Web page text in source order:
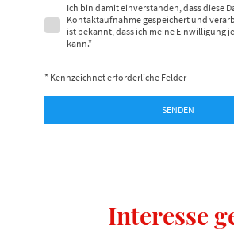
Ich bin damit einverstanden, dass diese
Kontaktaufnahme gespeichert und
ist bekannt, dass ich meine Einwilligung
kann.*
* Kennzeichnet erforderliche Felder
SENDEN
Interesse